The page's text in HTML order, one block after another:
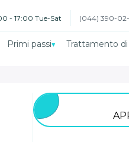
- 17:00 Tue-Sat (044) 390-
Primi passi Trattamento